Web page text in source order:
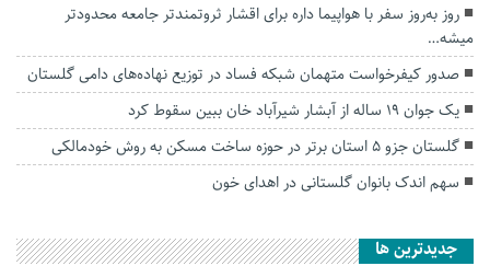
روز به‌روز سفر با هواپیما داره برای اقشار ثروتمندتر جامعه محدودتر‌
میشه…
صدور کیفرخواست متهمان شبکه فساد در توزیع نهاده‌های دامی گلستان
یک جوان ۱۹ ساله از آبشار شیرآباد خان ببین سقوط کرد
گلستان جزو ۵ استان برتر در حوزه ساخت مسکن به روش خودمالکی
سهم اندک بانوان گلستانی در اهدای خون
جديدترين ها